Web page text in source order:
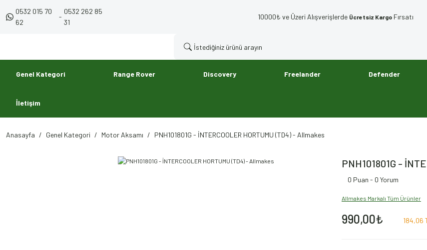
0532 015 70
62
-
0532 262 85
31
10000₺ ve Üzeri Alışverişlerde Ücretsiz Kargo Fırsatı
Genel Kategori Range Rover Discovery Freelander Defender
İletişim
Anasayfa Genel Kategori Motor Aksamı PNH101801G - İNTERCOOLER HORTUMU (TD4) - Allmakes
PNH101801G -
0 Puan - 0 Yorum
Allmakes Markalı Tüm Ürünler
990,00₺ 184,06